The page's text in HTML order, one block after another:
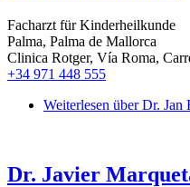
Facharzt für Kinderheilkunde
Palma, Palma de Mallorca
Clinica Rotger, Vía Roma,
+34 971 448 555
Weiterlesen über Dr. Jan
Dr. Javier